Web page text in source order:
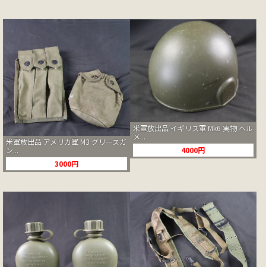
米軍放出品 アメリカ軍 M3 グリースガ
ン...
3000円
米軍放出品 イギリス軍 Mk6 実物 ヘル
メ...
4000円